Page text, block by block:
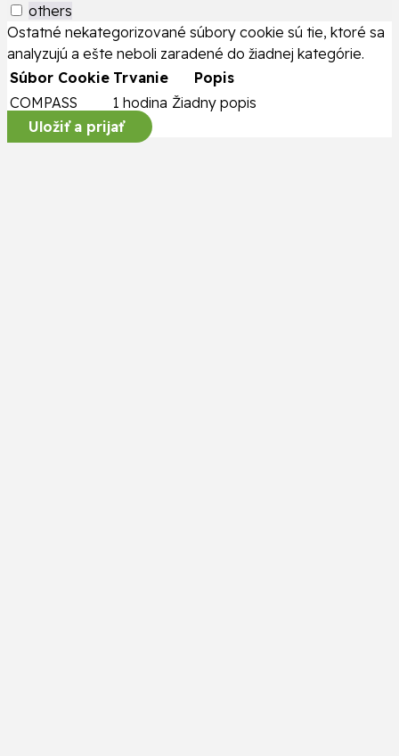
others
Ostatné nekategorizované súbory cookie sú tie, ktoré sa
analyzujú a ešte neboli zaradené do žiadnej kategórie.
Súbor Cookie Trvanie
Popis
COMPASS
1 hodina Žiadny popis
Uložiť a prijať